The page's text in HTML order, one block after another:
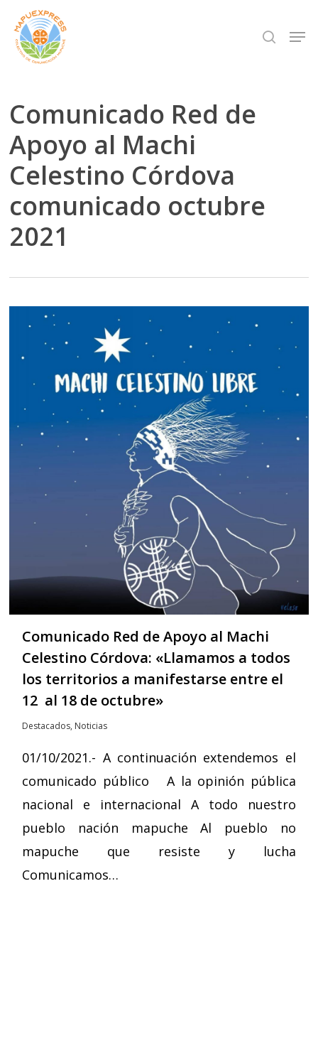
Skip
main
search
Comunicado Red de
Apoyo al Machi
Celestino Córdova
comunicado octubre
2021
Comunicado Red de Apoyo al Machi
Celestino Córdova: «Llamamos a todos
los territorios a manifestarse entre el
12 al 18 de octubre»
Destacados, Noticias
01/10/2021.- A continuación extendemos el
comunicado público A la opinión pública
nacional e internacional A todo nuestro
pueblo nación mapuche Al pueblo no
mapuche que resiste y lucha
Comunicamos…
Close